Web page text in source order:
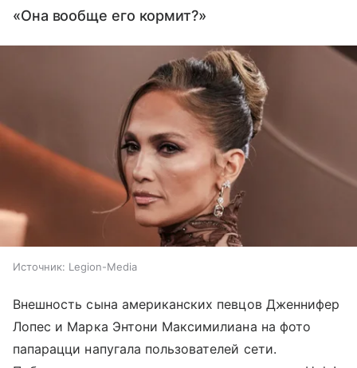
«Она вообще его кормит?»
Источник: Legion-Media
Внешность сына американских певцов Дженнифер
Лопес и Марка Энтони Максимилиана на фото
папарацци напугала пользователей сети.